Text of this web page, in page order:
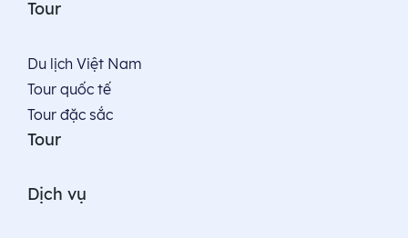
Tour
Du lịch Việt Nam
Tour quốc tế
Tour đặc sắc
Tour
Dịch vụ